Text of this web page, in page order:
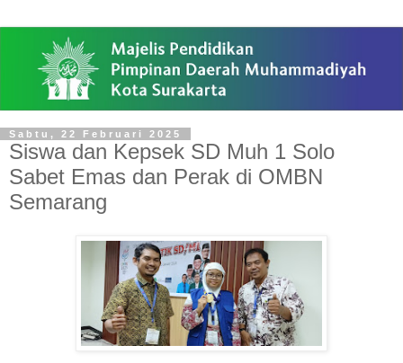
Sabtu, 22 Februari 2025
Siswa dan Kepsek SD Muh 1 Solo
Sabet Emas dan Perak di OMBN
Semarang